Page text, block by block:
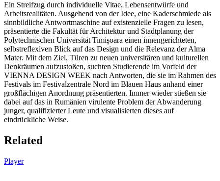
Ein Streifzug durch individuelle Vitae, Lebensentwürfe und
Arbeitsrealitäten. Ausgehend von der Idee, eine Kaderschmiede als
sinnbildliche Antwortmaschine auf existenzielle Fragen zu lesen,
präsentierte die Fakultät für Architektur und Stadtplanung der
Polytechnischen Universität Timișoara einen innengerichteten,
selbstreflexiven Blick auf das Design und die Relevanz der Alma
Mater. Mit dem Ziel, Türen zu neuen universitären und kulturellen
Denkräumen aufzustoßen, suchten Studierende im Vorfeld der
VIENNA DESIGN WEEK nach Antworten, die sie im Rahmen des
Festivals im Festivalzentrale Nord im Blauen Haus anhand einer
großflächigen Anordnung präsentierten. Immer wieder stießen sie
dabei auf das in Rumänien virulente Problem der Abwanderung
junger, qualifizierter Leute und visualisierten dieses auf
eindrückliche Weise.
Related
Player